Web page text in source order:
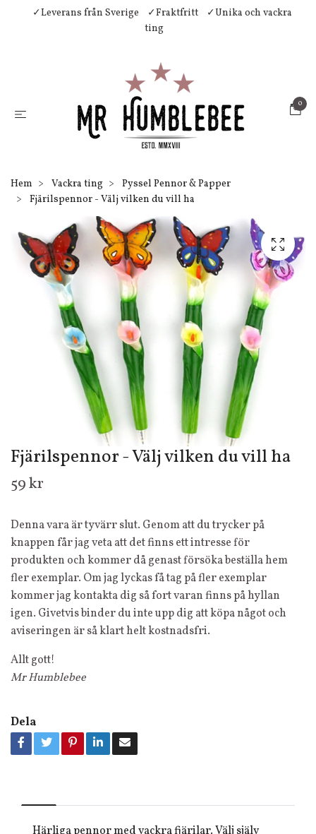
✓Leverans från Sverige ✓Fraktfritt
✓Unika och vackra
ting
0
Hem Vackra ting
Pyssel Pennor & Papper
Fjärilspennor - Välj vilken du vill ha
Fjärilspennor - Välj vilken du vill ha
59 kr
Denna vara är tyvärr slut. Genom att du trycker på
knappen får jag veta att det finns ett intresse för
produkten och kommer då genast försöka beställa hem
fler exemplar. Om jag lyckas få tag på fler exemplar
kommer jag kontakta dig så fort varan finns på hyllan
igen. Givetvis binder du inte upp dig att köpa något och
aviseringen är så klart helt kostnadsfri.
Allt gott!
Mr Humblebee
Dela